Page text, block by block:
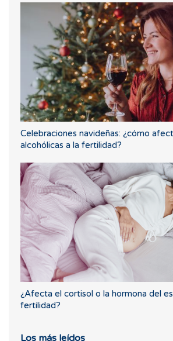
Celebraciones navideñas: ¿cómo
alcohólicas a la fertilidad?
¿Afecta el cortisol o la hormona del
fertilidad?
Los más leídos